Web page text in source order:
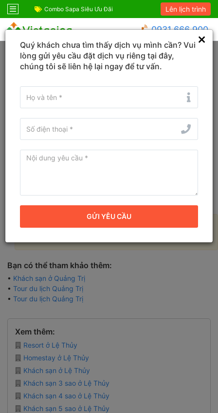
Combo Sapa Siêu Ưu Đãi Combo du lịch
Lên lịch trình
0931 666 900
Trang chủ Quảng Trị Lệ Thủy
Tìm khách sạn ở gần đây
Bản đồ Giá giảm dần
Quảng Trị
Không có kết quả nào được tìm thấy, vui lòng thay đổi các
Bạn có thể tham khảo thêm:
• Khách sạn ở Quảng Trị
• Tour du lịch Quảng Trị
• Tour du lịch Quảng Trị
Xem thêm:
Resort ở Lệ Thủy
Homestay ở Lệ Thủy
Khách sạn ở Lệ Thủy
Khách sạn 3 sao ở Lệ Thủy
Khách sạn 4 sao ở Lệ Thủy
Khách sạn 5 sao ở Lệ Thủy
Quý khách chưa tìm thấy dịch vụ mình cần? Vui
lòng gửi yêu cầu đặt dịch vụ riêng tại đây,
chúng tôi sẽ liên hệ lại ngay để tư vấn.